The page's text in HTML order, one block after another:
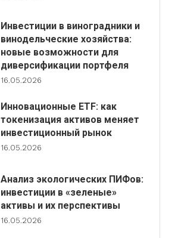
Инвестиции в виноградники и
винодельческие хозяйства:
новые возможности для
диверсификации портфеля
16.05.2026
Инновационные ETF: как
токенизация активов меняет
инвестиционный рынок
16.05.2026
Анализ экологических ПИФов:
инвестиции в «зеленые»
активы и их перспективы
16.05.2026